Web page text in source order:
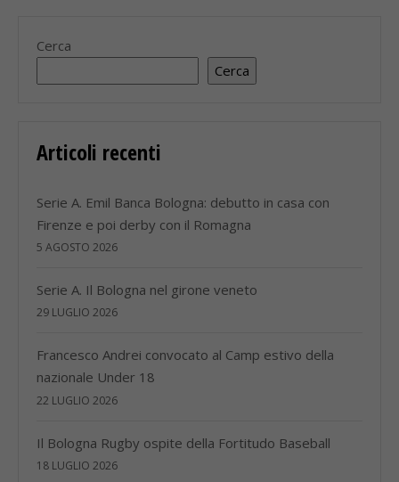
Cerca
Cerca
Articoli recenti
Serie A. Emil Banca Bologna: debutto in casa con
Firenze e poi derby con il Romagna
5 AGOSTO 2026
Serie A. Il Bologna nel girone veneto
29 LUGLIO 2026
Francesco Andrei convocato al Camp estivo della
nazionale Under 18
22 LUGLIO 2026
Il Bologna Rugby ospite della Fortitudo Baseball
18 LUGLIO 2026